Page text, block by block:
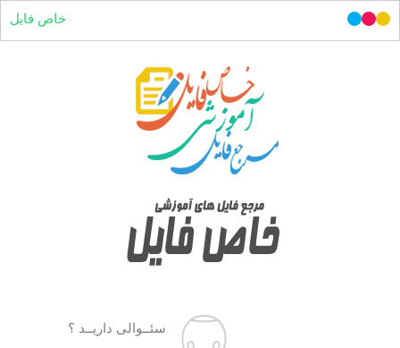
سئــوالی داریــد ؟
خاص فایل